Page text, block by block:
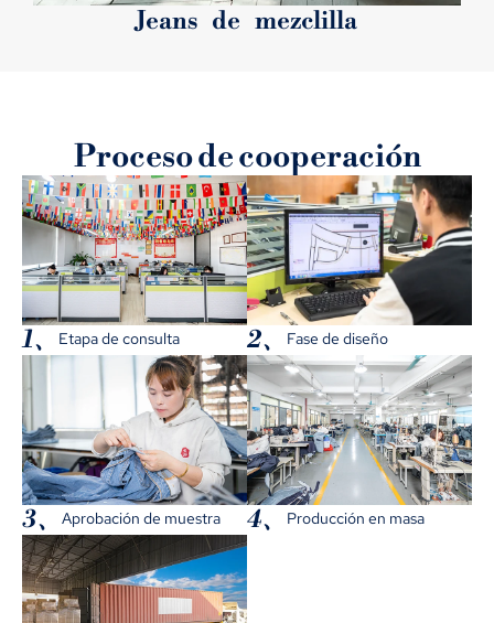
Jeans de mezclilla
Proceso de cooperación
1、 Etapa de consulta 2、 Fase de diseño
3、 Aprobación de muestra 4、 Producción en masa